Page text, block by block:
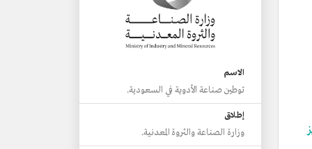
الاسم
توطين صناعة الأدوية في السعودية.
إطلاق
وزارة الصناعة والثروة المعدنية.